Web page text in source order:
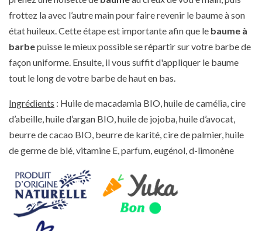
frottez la avec l’autre main pour faire revenir le baume à son
état huileux. Cette étape est importante afin que le baume à
barbepuisse le mieux possible se répartir sur votre barbe de
façon uniforme. Ensuite, il vous suffit d'appliquer le baume
tout le long de votre barbe de haut en bas.
Ingrédients : Huile de macadamia BIO, huile de camélia, cire
d’abeille, huile d’argan BIO, huile de jojoba, huile d’avocat,
beurre de cacao BIO, beurre de karité, cire de palmier, huile
de germe de blé, vitamine E, parfum, eugénol, d-limonène